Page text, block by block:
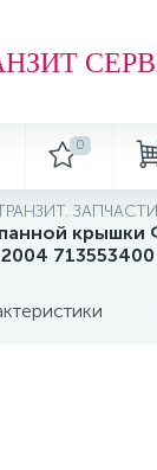
0
ЗАПЧАСТИ
крышки
713553400
части